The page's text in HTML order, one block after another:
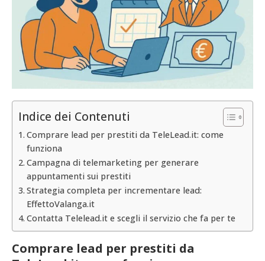
Indice dei Contenuti
Comprare lead per prestiti da TeleLead.it: come
funziona
Campagna di telemarketing per generare
appuntamenti sui prestiti
Strategia completa per incrementare lead:
EffettoValanga.it
Contatta Telelead.it e scegli il servizio che fa per te
Comprare lead per prestiti da